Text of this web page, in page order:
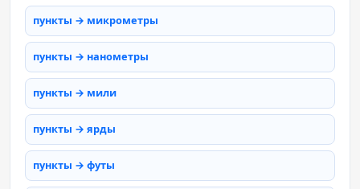
пункты → микрометры
пункты → нанометры
пункты → мили
пункты → ярды
пункты → футы